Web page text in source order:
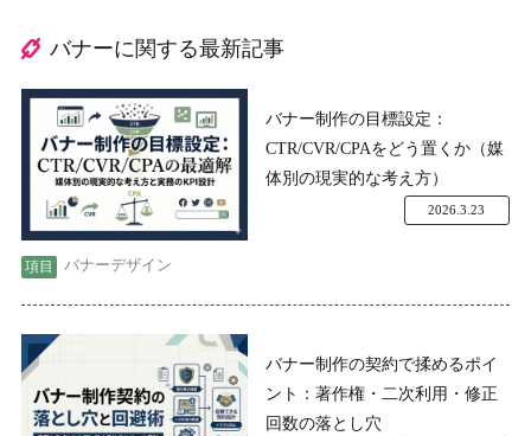
バナーに関する最新記事
バナー制作の目標設定：
CTR/CVR/CPAをどう置くか（媒
体別の現実的な考え方）
バナーデザイン
2026.3.23
バナー制作の契約で揉めるポイ
ント：著作権・二次利用・修正
回数の落とし穴